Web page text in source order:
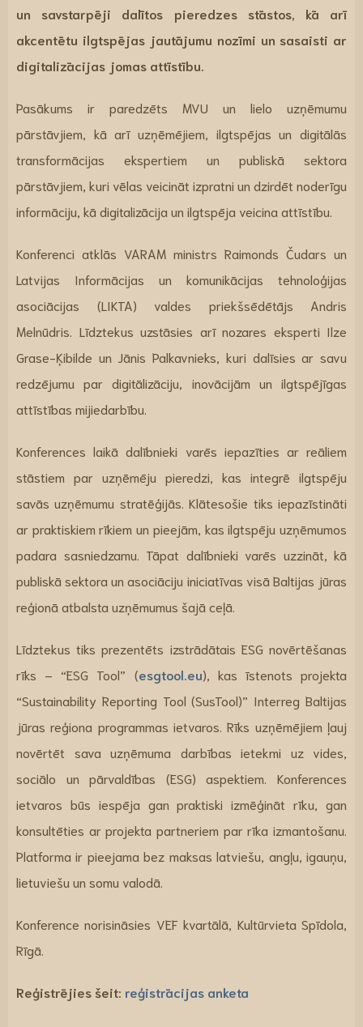
un savstarpēji dalītos pieredzes stāstos, kā arī
akcentētu ilgtspējas jautājumu nozīmi un sasaisti ar
digitalizācijas jomas attīstību.
Pasākums ir paredzēts MVU un lielo uzņēmumu
pārstāvjiem, kā arī uzņēmējiem, ilgtspējas un digitālās
transformācijas ekspertiem un publiskā sektora
pārstāvjiem, kuri vēlas veicināt izpratni un dzirdēt noderīgu
informāciju, kā digitalizācija un ilgtspēja veicina attīstību.
Konferenci atklās VARAM ministrs Raimonds Čudars un
Latvijas Informācijas un komunikācijas tehnoloģijas
asociācijas (LIKTA) valdes priekšsēdētājs Andris
Melnūdris. Līdztekus uzstāsies arī nozares eksperti Ilze
Grase-Ķibilde un Jānis Palkavnieks, kuri dalīsies ar savu
redzējumu par digitālizāciju, inovācijām un ilgtspējīgas
attīstības mijiedarbību.
Konferences laikā dalībnieki varēs iepazīties ar reāliem
stāstiem par uzņēmēju pieredzi, kas integrē ilgtspēju
savās uzņēmumu stratēģijās. Klātesošie tiks iepazīstināti
ar praktiskiem rīkiem un pieejām, kas ilgtspēju uzņēmumos
padara sasniedzamu. Tāpat dalībnieki varēs uzzināt, kā
publiskā sektora un asociāciju iniciatīvas visā Baltijas jūras
reģionā atbalsta uzņēmumus šajā ceļā.
Līdztekus tiks prezentēts izstrādātais ESG novērtēšanas
rīks – “ESG Tool” (esgtool.eu), kas īstenots projekta
“Sustainability Reporting Tool (SusTool)” Interreg Baltijas
jūras reģiona programmas ietvaros. Rīks uzņēmējiem ļauj
novērtēt sava uzņēmuma darbības ietekmi uz vides,
sociālo un pārvaldības (ESG) aspektiem. Konferences
ietvaros būs iespēja gan praktiski izmēģināt rīku, gan
konsultēties ar projekta partneriem par rīka izmantošanu.
Platforma ir pieejama bez maksas latviešu, angļu, igauņu,
lietuviešu un somu valodā.
Konference norisināsies VEF kvartālā, Kultūrvieta Spīdola,
Rīgā.
Reģistrējies šeit: reģistrācijas anketa